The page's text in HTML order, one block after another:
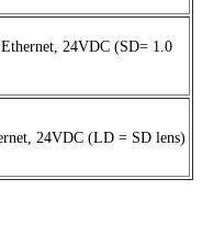
24VDC (SD= 1.0
24VDC (LD = SD lens)